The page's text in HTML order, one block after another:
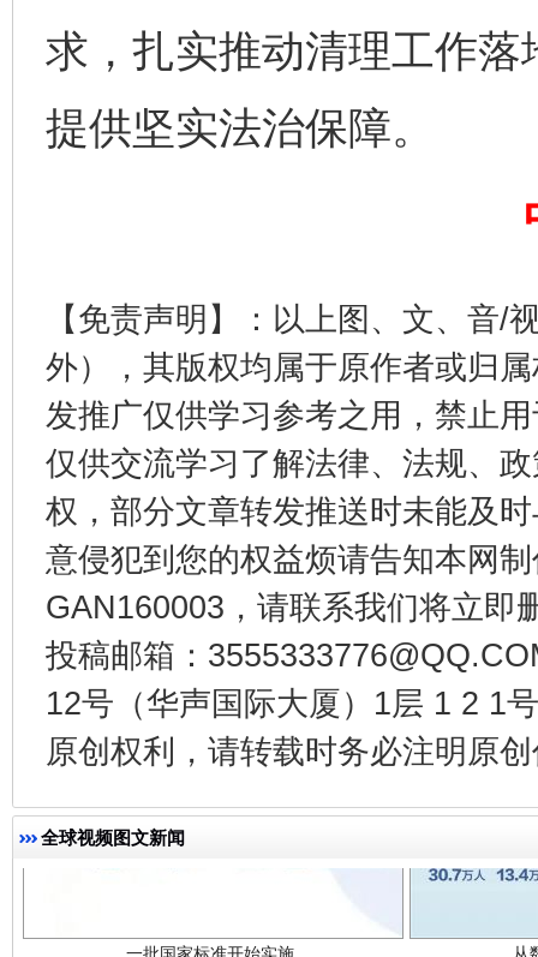
求，扎实推动清理工作
提供坚实法治保障。
【免责声明】：以上图、文、音/
外），其版权均属于原作者或归
发推广仅供学习参考之用，禁止
仅供交流学习了解法律、法规、
权，部分文章转发推送时未能及
意侵犯到您的权益烦请告知本网
GAN160003，请联系我们将立即
投稿邮箱：
12号（华声国际大厦）1层 1 2 1
原创权利，请转载时务必注明原
全球视频图文新闻
法徽映军营 权益有保障
一批国家标准开始实施 从